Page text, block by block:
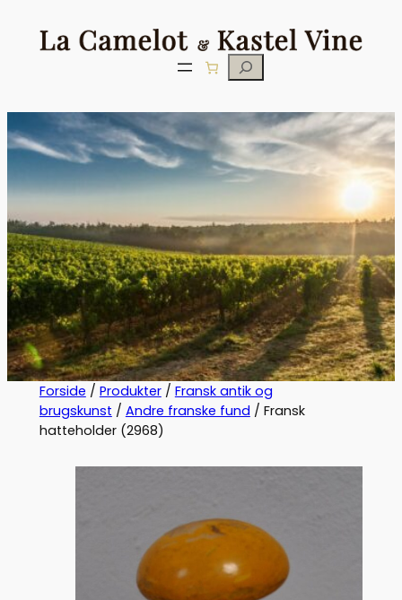
Søg
Forside / Produkter/ Fransk antik og
brugskunst / Andre franske fund / Fransk
hatteholder (2968)